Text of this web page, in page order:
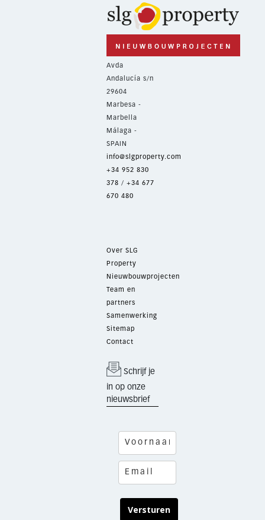
Avda
Andalucía s/n
29604
Marbesa -
Marbella
Málaga -
SPAIN
info@slgproperty.com
+34 952 830
378 / +34 677
670 480
Over SLG
Property
Nieuwbouwprojecten
Team en
partners
Samenwerking
Sitemap
Contact
Schrijf je
in op onze
nieuwsbrief
Versturen